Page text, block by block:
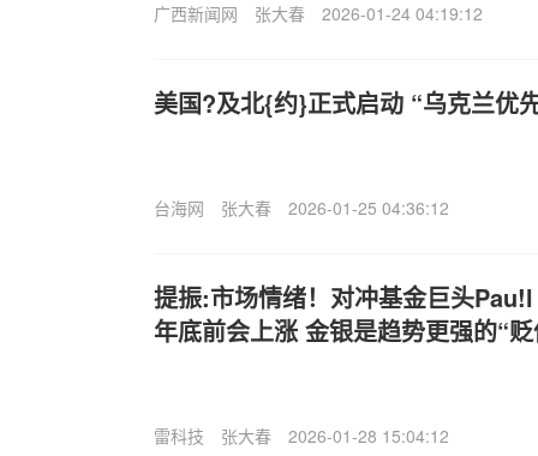
广西新闻网 张大春 2026-01-24 04:19:12
美国?及北{约}正式启动 “乌克兰优
台海网 张大春 2026-01-25 04:36:12
提振:市场情绪！对冲基金巨头
年底前会上涨 金银是趋势更强的“
雷科技 张大春 2026-01-28 15:04:12